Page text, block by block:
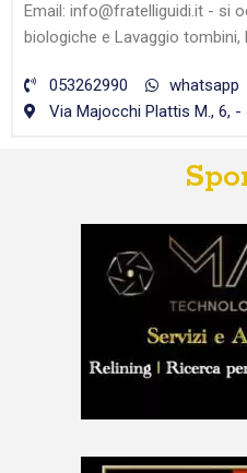
Email: info@fratelliguidi.it - si
biologiche e Lavaggio tombini,
053262990
whatsapp
Via Majocchi Plattis M., 6, -